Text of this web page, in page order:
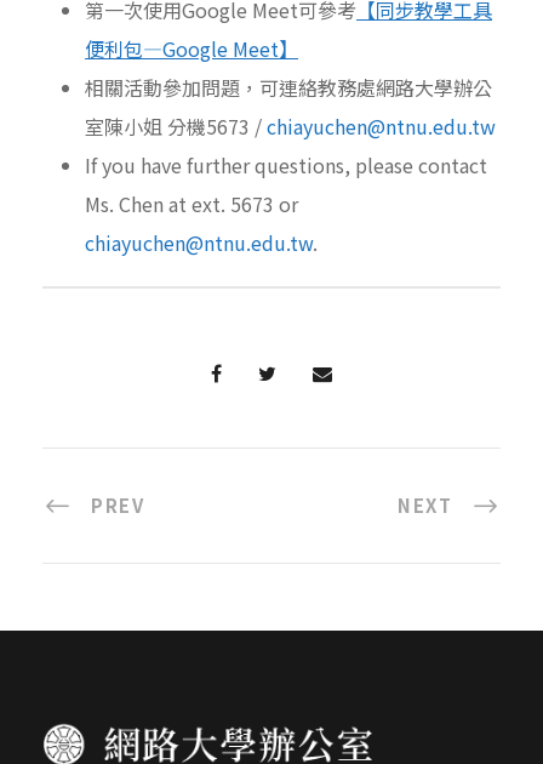
第一次使用Google Meet可參考 【同步教學工具
便利包—Google Meet】
相關活動參加問題，可連絡教務處網路大學辦公
室陳小姐 分機5673 /chiayuchen@ntnu.edu.tw
If you have further questions, please contact
Ms. Chen at ext. 5673 or
chiayuchen@ntnu.edu.tw.
PREV NEXT